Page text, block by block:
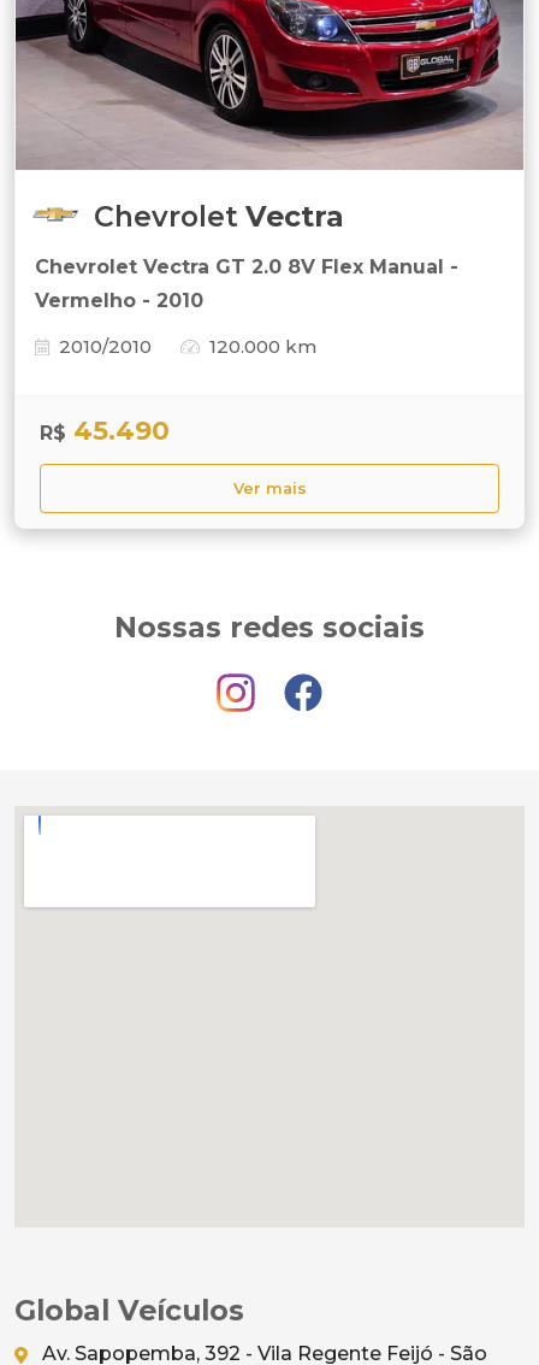
Chevrolet Vectra
Chevrolet Vectra GT 2.0 8V Flex Manual -
Vermelho - 2010
2010/2010
120.000 km
R$ 45.490
Ver mais
Nossas redes sociais
Global Veículos
Av. Sapopemba, 392 - Vila Regente Feijó - São